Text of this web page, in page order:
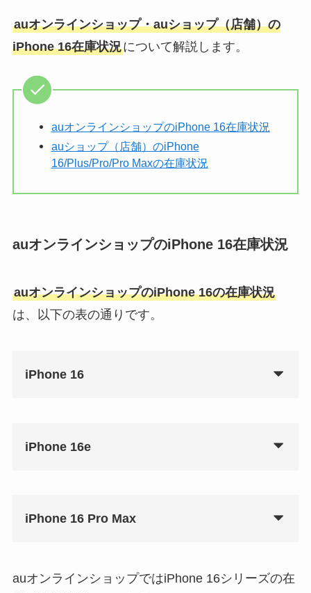
auオンラインショップ・auショップ（店舗）の
iPhone 16在庫状況について解説します。
auオンラインショップのiPhone 16在庫状況
auショップ（店舗）のiPhone
16/Plus/Pro/Pro Maxの在庫状況
auオンラインショップのiPhone 16在庫状況
auオンラインショップのiPhone 16の在庫状況
は、以下の表の通りです。
iPhone 16
iPhone 16e
iPhone 16 Pro Max
auオンラインショップではiPhone 16シリーズの在